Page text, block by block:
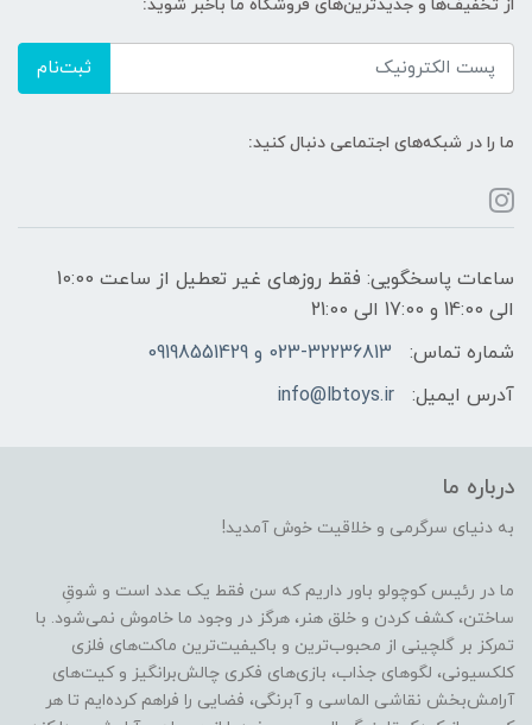
از تخفیف‌ها و جدیدترین‌های فروشگاه ما باخبر شوید:
ثبت‌نام
ما را در شبکه‌های اجتماعی دنبال کنید:
ساعات پاسخگویی: فقط روزهای غیر تعطیل از ساعت 10:00
الی 14:00 و 17:00 الی 21:00
شماره تماس:
023-32236813 و 09198551429
آدرس ایمیل:
info@lbtoys.ir
درباره ما
به دنیای سرگرمی و خلاقیت خوش آمدید!
ما در رئیس کوچولو باور داریم که سن فقط یک عدد است و شوقِ
ساختن، کشف کردن و خلق هنر، هرگز در وجود ما خاموش نمی‌شود. با
تمرکز بر گلچینی از محبوب‌ترین و باکیفیت‌ترین ماکت‌های فلزی
کلکسیونی، لگوهای جذاب، بازی‌های فکری چالش‌برانگیز و کیت‌های
آرامش‌بخش نقاشی الماسی و آبرنگی، فضایی را فراهم کرده‌ایم تا هر